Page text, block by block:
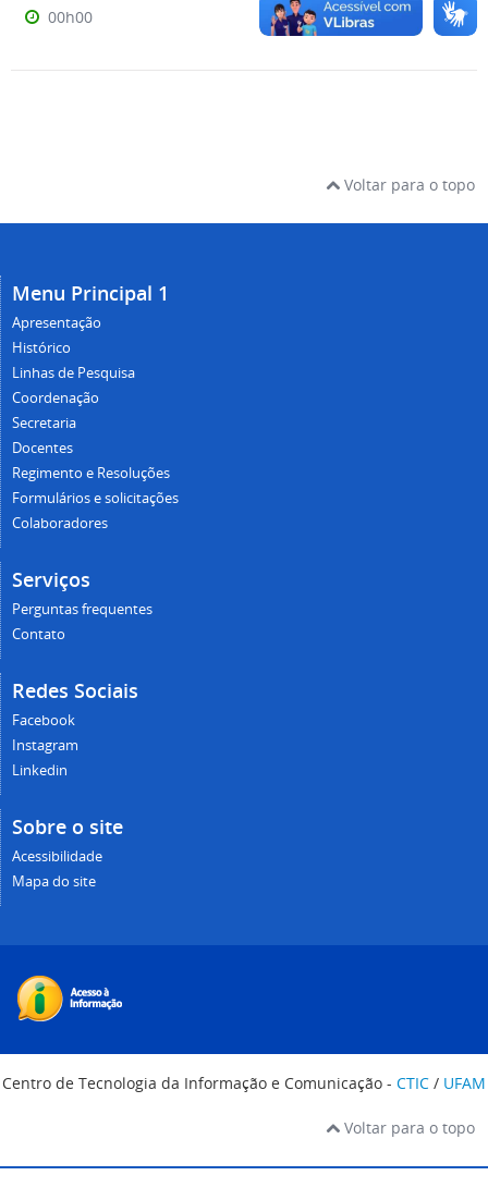
00h00
Voltar para o topo
Menu Principal 1
Apresentação
Histórico
Linhas de Pesquisa
Coordenação
Secretaria
Docentes
Regimento e Resoluções
Formulários e solicitações
Colaboradores
Serviços
Perguntas frequentes
Contato
Redes Sociais
Facebook
Instagram
Linkedin
Sobre o site
Acessibilidade
Mapa do site
Centro de Tecnologia da Informação e Comunicação - CTIC / UFAM
Voltar para o topo